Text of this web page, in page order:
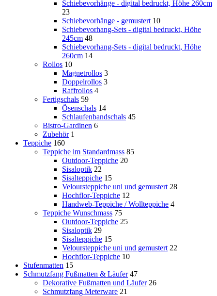
Schiebevorhänge - digital bedruckt, Höhe 260cm
23
Schiebevorhänge - gemustert 10
Schiebevorhang-Sets - digital bedruckt, Höhe
245cm 48
Schiebevorhang-Sets - digital bedruckt, Höhe
260cm 14
Rollos 10
Magnetrollos 3
Doppelrollos 3
Raffrollos 4
Fertigschals 59
Ösenschals 14
Schlaufenbandschals 45
Bistro-Gardinen 6
Zubehör 1
Teppiche 160
Teppiche im Standardmass 85
Outdoor-Teppiche 20
Sisaloptik 22
Sisalteppiche 15
Veloursteppiche uni und gemustert 28
Hochflor-Teppiche 12
Handweb-Teppiche / Wollteppiche 4
Teppiche Wunschmass 75
Outdoor-Teppiche 25
Sisaloptik 29
Sisalteppiche 15
Veloursteppiche uni und gemustert 22
Hochflor-Teppiche 10
Stufenmatten 15
Schmutzfang Fußmatten & Läufer 47
Dekorative Fußmatten und Läufer 26
Schmutzfang Meterware 21